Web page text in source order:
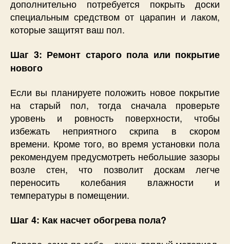
дополнительно потребуется покрыть доски
специальным средством от царапин и лаком,
которые защитят ваш пол.
Шаг 3: Ремонт старого пола или покрытие
нового
Если вы планируете положить новое покрытие
на старый пол, тогда сначала проверьте
уровень и ровность поверхности, чтобы
избежать неприятного скрипа в скором
времени. Кроме того, во время установки пола
рекомендуем предусмотреть небольшие зазоры
возле стен, что позволит доскам легче
переносить колебания влажности и
температуры в помещении.
Шаг 4: Как насчет обогрева пола?